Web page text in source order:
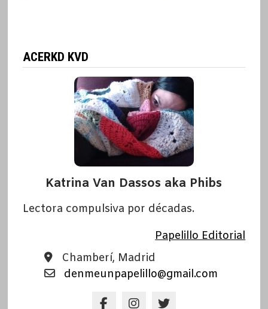
ACERKD KVD
Katrina Van Dassos aka Phibs
Lectora compulsiva por décadas.
Papelillo Editorial
Chamberí, Madrid
denmeunpapelillo@gmail.com